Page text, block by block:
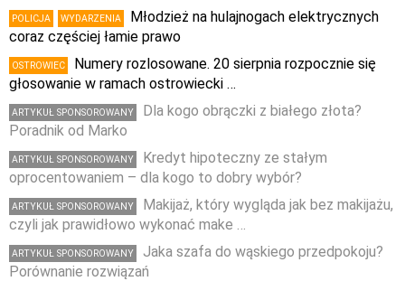
POLICJA WYDARZENIA
Młodzież na hulajnogach elektrycznych
coraz częściej łamie prawo
OSTROWIEC
Numery rozlosowane. 20 sierpnia rozpocznie się
głosowanie w ramach ostrowiecki …
ARTYKUŁ SPONSOROWANY
Dla kogo obrączki z białego złota?
Poradnik od Marko
ARTYKUŁ SPONSOROWANY
Kredyt hipoteczny ze stałym
oprocentowaniem – dla kogo to dobry wybór?
ARTYKUŁ SPONSOROWANY
Makijaż, który wygląda jak bez makijażu,
czyli jak prawidłowo wykonać make …
ARTYKUŁ SPONSOROWANY
Jaka szafa do wąskiego przedpokoju?
Porównanie rozwiązań